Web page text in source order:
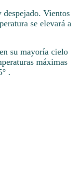
Vientos
se elevará a
su mayoría cielo
máximas
.